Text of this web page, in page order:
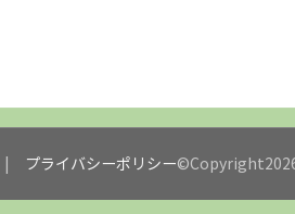
プライバシーポリシー